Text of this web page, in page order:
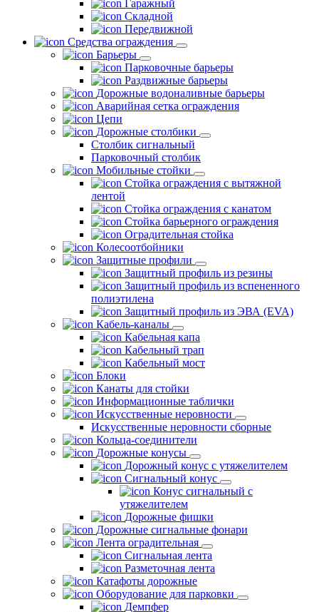
Гаражный
Складной
Передвижной
Средства ограждения
Барьеры
Парковочные барьеры
Раздвижные барьеры
Дорожные водоналивные барьеры
Аварийная сетка ограждения
Цепи
Дорожные столбики
Столбик сигнальный
Парковочный столбик
Мобильные стойки
Стойка ограждения с вытяжной
лентой
Стойка ограждения с канатом
Стойка барьерного ограждения
Оградительная стойка
Колесоотбойники
Защитные профили
Защитный профиль из резины
Защитный профиль из вспененного
полиэтилена
Защитный профиль из ЭВА (EVA)
Кабель-каналы
Кабельная капа
Кабельный трап
Кабельный мост
Блоки
Канаты для стойки
Информационные таблички
Искусственные неровности
Искусственные неровности сборные
Кольца-соединители
Дорожные конусы
Дорожный конус с утяжелителем
Сигнальный конус
Конус сигнальный с
утяжелителем
Дорожные фишки
Дорожные сигнальные фонари
Лента оградительная
Сигнальная лента
Разметочная лента
Катафоты дорожные
Оборудование для парковки
Демпфер